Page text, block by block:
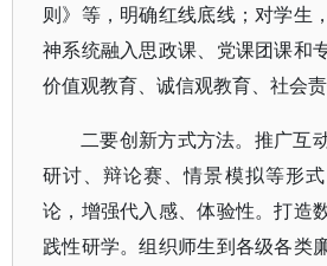
则》等，明确红线底线；对学生
神系统融入思政课、党课团课和
价值观教育、诚信观教育、社会责
二要创新方式方法。推广互
研讨、辩论赛、情景模拟等形
论，增强代入感、体验性。打造
践性研学。组织师生到各级各类